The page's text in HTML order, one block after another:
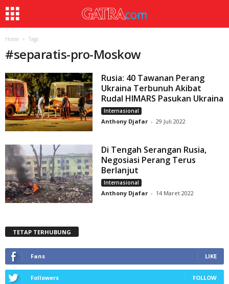
Home Tags
#separatis-pro-Moskow
Rusia: 40 Tawanan Perang
Ukraina Terbunuh Akibat
Rudal HIMARS Pasukan Ukraina
Internasional
Anthony Djafar - 29 Juli 2022
Di Tengah Serangan Rusia,
Negosiasi Perang Terus
Berlanjut
Internasional
Anthony Djafar - 14 Maret 2022
TETAP TERHUBUNG
Fans LIKE
Followers FOLLOW